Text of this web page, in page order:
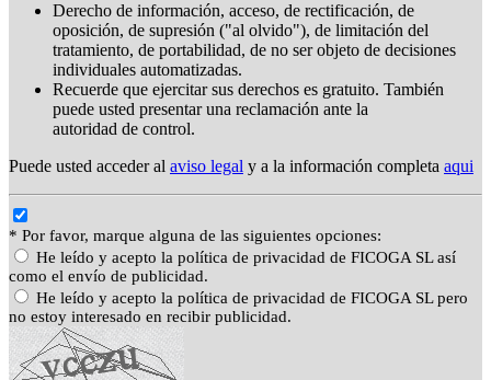
Derecho de información, acceso, de rectificación, de
oposición, de supresión ("al olvido"), de limitación del
tratamiento, de portabilidad, de no ser objeto de decisiones
individuales automatizadas.
Recuerde que ejercitar sus derechos es gratuito. También
puede usted presentar una reclamación ante la
autoridad de control.
Puede usted acceder al aviso legal y a la información completa aqui
* Por favor, marque alguna de las siguientes opciones:
He leído y acepto la política de privacidad de FICOGA SL así
como el envío de publicidad.
He leído y acepto la política de privacidad de FICOGA SL pero
no estoy interesado en recibir publicidad.